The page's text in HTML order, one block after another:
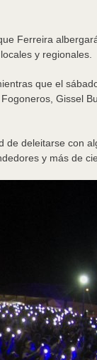
Ferreira
y regionales.
que el
Gissel
deleitarse con
y más de